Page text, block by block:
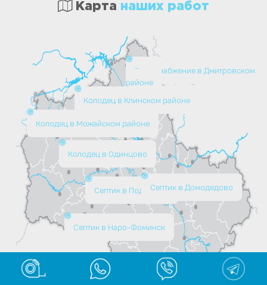
Карта наших работ
Колодец в Одинцово
Септик в Подольске
Септик в Наро-Фоминск
Колодец в Клинском районе
Колодец в Можайском районе
Водоснабжение в Дмитровском
районе
Септик в Домодедово